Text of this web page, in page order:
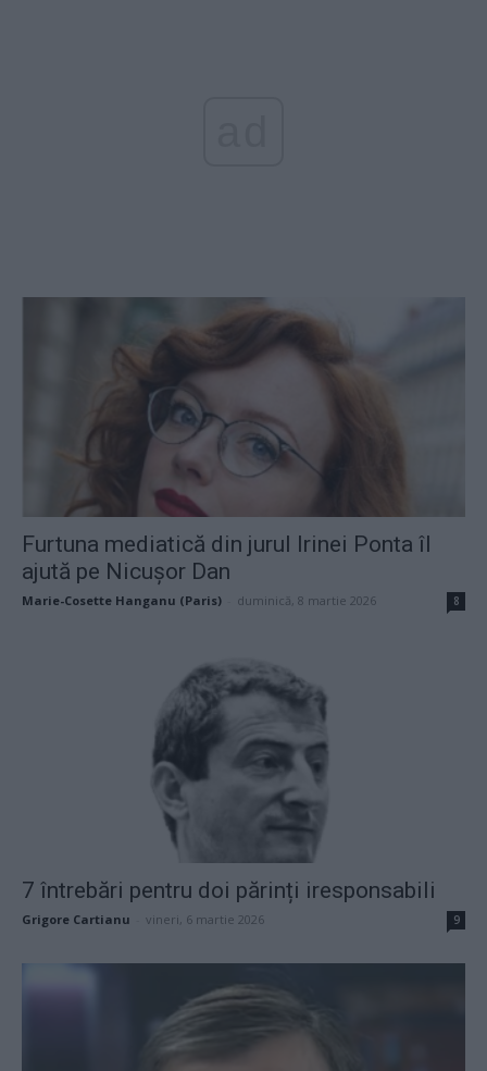
Furtuna mediatică din jurul Irinei Ponta îl
ajută pe Nicușor Dan
Marie-Cosette Hanganu (Paris) duminică, 8 martie 2026 8
7 întrebări pentru doi părinți iresponsabili
Grigore Cartianu vineri, 6 martie 2026 9